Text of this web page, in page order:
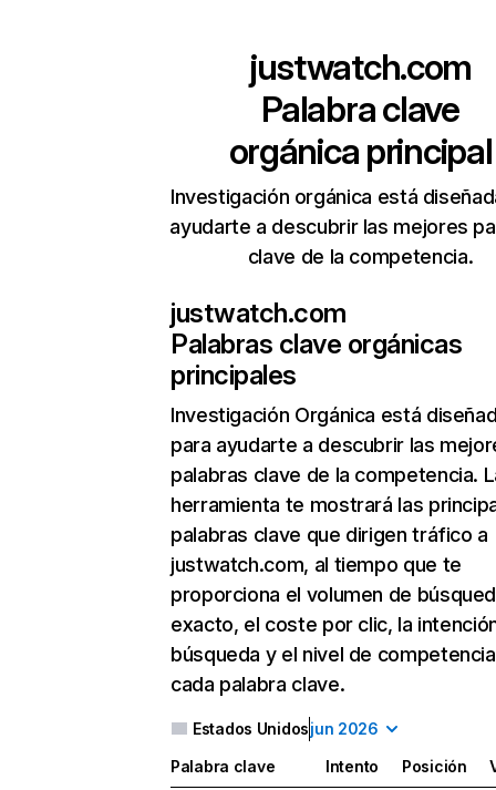
justwatch.com
Palabra clave
orgánica principal
Investigación orgánica está
ayudarte a descubrir las mejores
clave de la competencia.
justwatch.com
Palabras clave orgánicas
principales
Investigación Orgánica está
para ayudarte a descubrir las
palabras clave de la competencia.
herramienta te mostrará las
palabras clave que dirigen tráfico a
justwatch.com, al tiempo que te
proporciona el volumen de
exacto, el coste por clic, la
búsqueda y el nivel de
cada palabra clave.
Estados Unidosjun 2026
Palabra clave Intento Posición